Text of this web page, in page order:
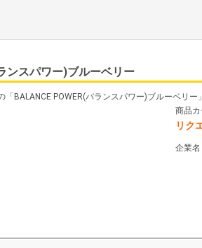
ンスパワー)ブルーベリー
「BALANCE POWER(バランスパワー)ブルーベリ
商品
リク
企業